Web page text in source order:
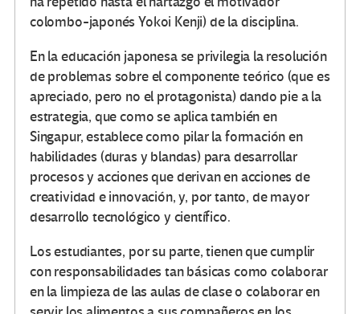
colombo-japonés Yokoi Kenji) de la disciplina.
En la educación japonesa se privilegia la resolución
de problemas sobre el componente teórico (que es
apreciado, pero no el protagonista) dando pie a la
estrategia, que como se aplica también en
Singapur, establece como pilar la formación en
habilidades (duras y blandas) para desarrollar
procesos y acciones que derivan en acciones de
creatividad e innovación, y, por tanto, de mayor
desarrollo tecnológico y científico.
Los estudiantes, por su parte, tienen que cumplir
con responsabilidades tan básicas como colaborar
en la limpieza de las aulas de clase o colaborar en